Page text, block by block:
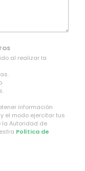
al realizar la
información
el modo ejercitar tus
la Autoridad de
Política de